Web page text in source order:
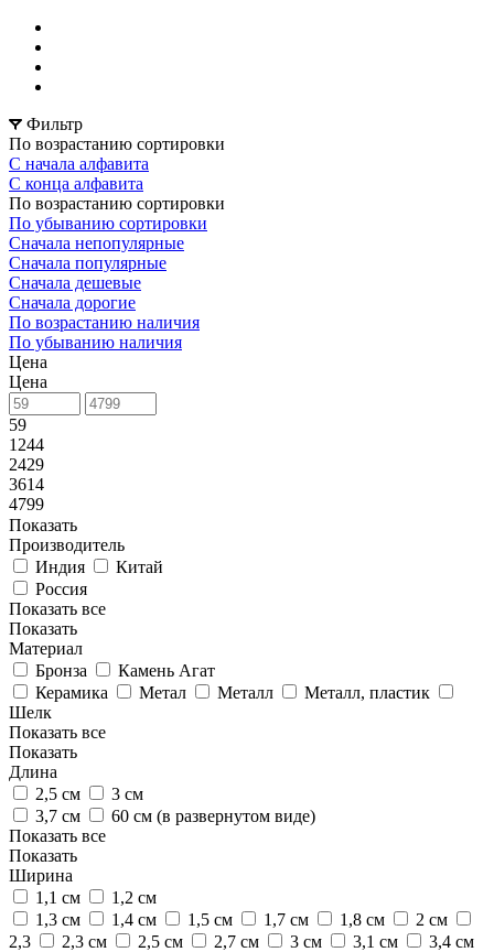
Фильтр
По возрастанию сортировки
С начала алфавита
С конца алфавита
По возрастанию сортировки
По убыванию сортировки
Сначала непопулярные
Сначала популярные
Сначала дешевые
Сначала дорогие
По возрастанию наличия
По убыванию наличия
Цена
Цена
59
1244
2429
3614
4799
Показать
Производитель
Индия
Китай
Россия
Показать все
Показать
Материал
Бронза
Камень Агат
Керамика
Метал Металл
Металл, пластик
Шелк
Показать все
Показать
Длина
2,5 см
3 см
3,7 см
60 см (в развернутом виде)
Показать все
Показать
Ширина
1,1 см
1,2 см
1,3 см
1,4 см 1,5 см 1,7 см 1,8 см
2 см
2,3
2,3 см 2,5 см 2,7 см 3 см 3,1 см
3,4 см